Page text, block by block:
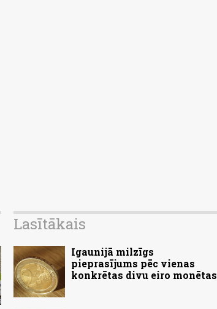
Lasītākais
Igaunijā milzīgs
pieprasījums pēc vienas
konkrētas divu eiro monētas